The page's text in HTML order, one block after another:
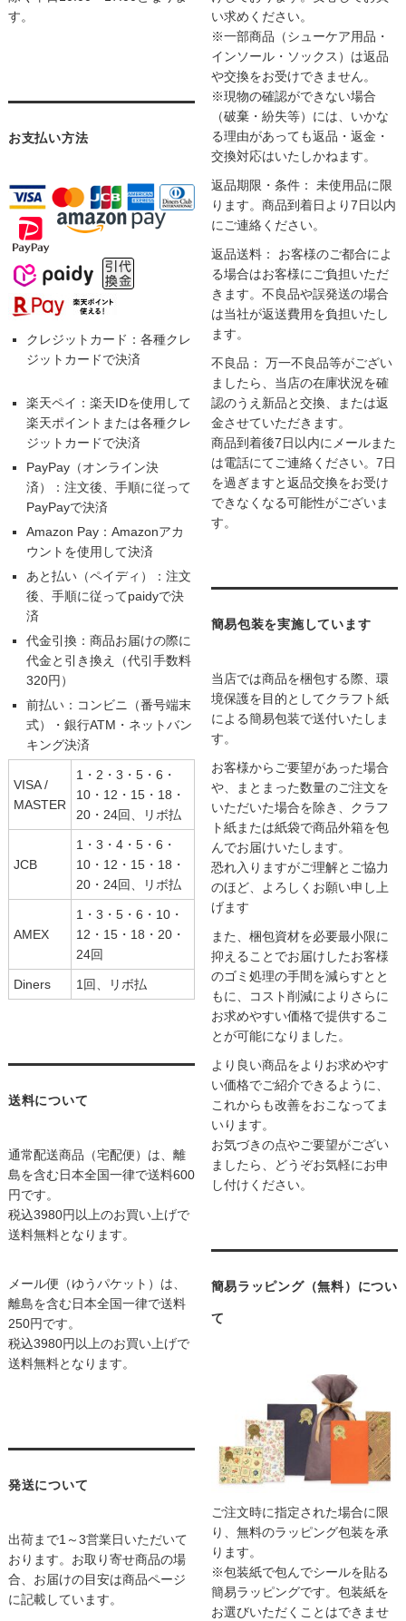
す。
お支払い方法
クレジットカード：各種クレ
ジットカードで決済
楽天ペイ：楽天IDを使用して
楽天ポイントまたは各種クレ
ジットカードで決済
PayPay（オンライン決
済）：注文後、手順に従って
PayPayで決済
Amazon Pay：Amazonアカ
ウントを使用して決済
あと払い（ペイディ）：注文
後、手順に従ってpaidyで決
済
代金引換：商品お届けの際に
代金と引き換え（代引手数料
320円）
前払い：コンビニ（番号端末
式）・銀行ATM・ネットバン
キング決済
VISA /
MASTER
1・2・3・5・6・
10・12・15・18・
20・24回、リボ払
JCB
1・3・4・5・6・
10・12・15・18・
20・24回、リボ払
AMEX
1・3・5・6・10・
12・15・18・20・
24回
Diners 1回、リボ払
送料について
通常配送商品（宅配便）は、離
島を含む日本全国一律で送料600
円です。
税込3980円以上のお買い上げで
送料無料となります。
メール便（ゆうパケット）は、
離島を含む日本全国一律で送料
250円です。
税込3980円以上のお買い上げで
送料無料となります。
発送について
出荷まで1～3営業日いただいて
おります。お取り寄せ商品の場
合、お届けの目安は商品ページ
に記載しています。
い求めください。
※一部商品（シューケア用品・
インソール・ソックス）は返品
や交換をお受けできません。
※現物の確認ができない場合
（破棄・紛失等）には、いかな
る理由があっても返品・返金・
交換対応はいたしかねます。
返品期限・条件： 未使用品に限
ります。商品到着日より7日以内
にご連絡ください。
返品送料： お客様のご都合によ
る場合はお客様にご負担いただ
きます。不良品や誤発送の場合
は当社が返送費用を負担いたし
ます。
不良品： 万一不良品等がござい
ましたら、当店の在庫状況を確
認のうえ新品と交換、または返
金させていただきます。
商品到着後7日以内にメールまた
は電話にてご連絡ください。7日
を過ぎますと返品交換をお受け
できなくなる可能性がございま
す。
簡易包装を実施しています
当店では商品を梱包する際、環
境保護を目的としてクラフト紙
による簡易包装で送付いたしま
す。
お客様からご要望があった場合
や、まとまった数量のご注文を
いただいた場合を除き、クラフ
ト紙または紙袋で商品外箱を包
んでお届けいたします。
恐れ入りますがご理解とご協力
のほど、よろしくお願い申し上
げます
また、梱包資材を必要最小限に
抑えることでお届けしたお客様
のゴミ処理の手間を減らすとと
もに、コスト削減によりさらに
お求めやすい価格で提供するこ
とが可能になりました。
より良い商品をよりお求めやす
い価格でご紹介できるように、
これからも改善をおこなってま
いります。
お気づきの点やご要望がござい
ましたら、どうぞお気軽にお申
し付けください。
簡易ラッピング（無料）につい
て
ご注文時に指定された場合に限
り、無料のラッピング包装を承
ります。
※包装紙で包んでシールを貼る
簡易ラッピングです。包装紙を
お選びいただくことはできませ